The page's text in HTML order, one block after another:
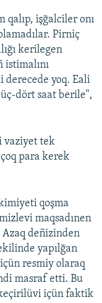
qalıp, işğalciler onı
Pirniç
kerilegen
istimalını
derecede yoq. Eali
dört saat berile",
vaziyet tek
para kerek
qoşma
maqsadınen
deñizinden
yapılğan
resmiy olaraq
masraf etti. Bu
içün faktik